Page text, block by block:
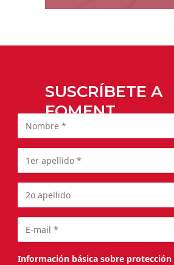
SUSCRÍBETE A
FOMENT
Información básica sobre protección